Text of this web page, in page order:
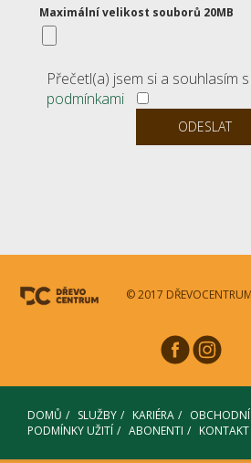
Maximální velikost souborů 20MB
Přečetl(a) jsem si a souhlasím
podmínkami
© 2017
DOMŮ SLUŽBY KARIÉRA
PODMÍNKY UŽITÍ
ABONENTI KONTAKT